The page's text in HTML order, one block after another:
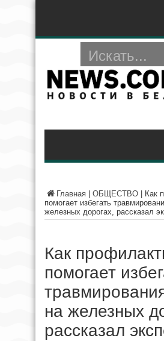
Главная ОБЩЕСТВО
Как
помогает избегать
железных дорогах, рассказал
Как
помогает
на железных
рассказал